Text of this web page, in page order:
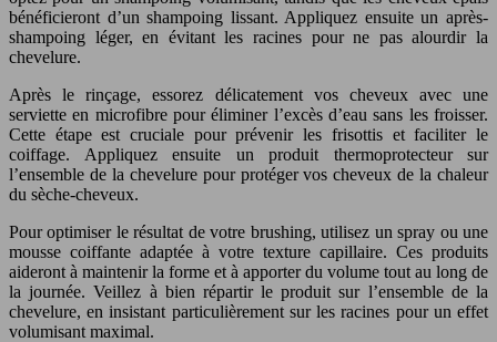
bénéficieront d’un shampoing lissant. Appliquez ensuite un après-
shampoing léger, en évitant les racines pour ne pas alourdir la
chevelure.
Après le rinçage, essorez délicatement vos cheveux avec une
serviette en microfibre pour éliminer l’excès d’eau sans les froisser.
Cette étape est cruciale pour prévenir les frisottis et faciliter le
coiffage. Appliquez ensuite un produit thermoprotecteur sur
l’ensemble de la chevelure pour protéger vos cheveux de la chaleur
du sèche-cheveux.
Pour optimiser le résultat de votre brushing, utilisez un spray ou une
mousse coiffante adaptée à votre texture capillaire. Ces produits
aideront à maintenir la forme et à apporter du volume tout au long de
la journée. Veillez à bien répartir le produit sur l’ensemble de la
chevelure, en insistant particulièrement sur les racines pour un effet
volumisant maximal.